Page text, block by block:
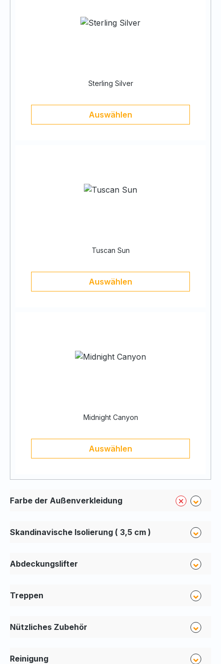
Sterling Silver
Auswählen
Tuscan Sun
Auswählen
Midnight Canyon
Auswählen
Farbe der Außenverkleidung
Skandinavische Isolierung ( 3,5 cm )
Abdeckungslifter
Treppen
Nützliches Zubehör
Reinigung